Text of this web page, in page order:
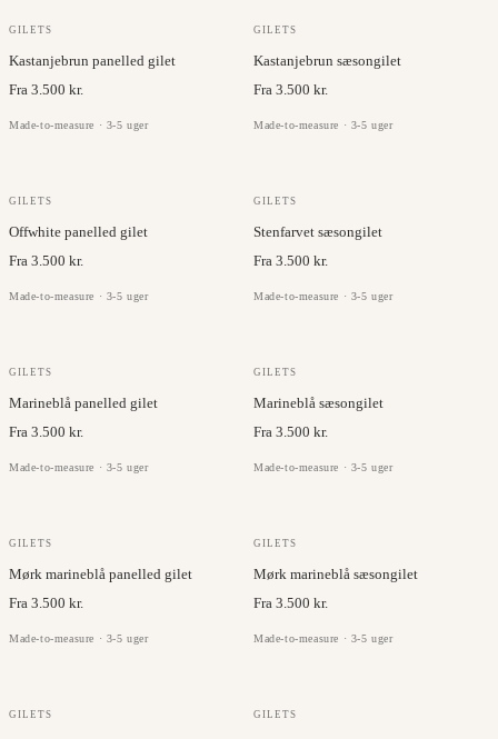
GILETS
Kastanjebrun panelled gilet
Fra 3.500 kr.
Made-to-measure · 3-5 uger
GILETS
Kastanjebrun sæsongilet
Fra 3.500 kr.
Made-to-measure · 3-5 uger
GILETS
Offwhite panelled gilet
Fra 3.500 kr.
Made-to-measure · 3-5 uger
GILETS
Stenfarvet sæsongilet
Fra 3.500 kr.
Made-to-measure · 3-5 uger
GILETS
Marineblå panelled gilet
Fra 3.500 kr.
Made-to-measure · 3-5 uger
GILETS
Marineblå sæsongilet
Fra 3.500 kr.
Made-to-measure · 3-5 uger
GILETS
Mørk marineblå panelled gilet
Fra 3.500 kr.
Made-to-measure · 3-5 uger
GILETS
Mørk marineblå sæsongilet
Fra 3.500 kr.
Made-to-measure · 3-5 uger
GILETS GILETS